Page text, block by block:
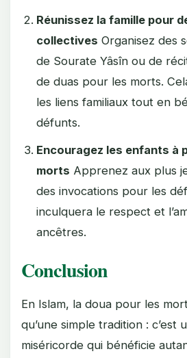
Réunissez la famille pour
collectives Organisez des
de Sourate Yâsîn ou de
de duas pour les morts.
les liens familiaux tout en
défunts.
Encouragez les enfants à
morts Apprenez aux plus
des invocations pour les
inculquera le respect et
ancêtres.
Conclusion
En Islam, la doua pour les
qu’une simple tradition : c’est
miséricorde qui bénéficie